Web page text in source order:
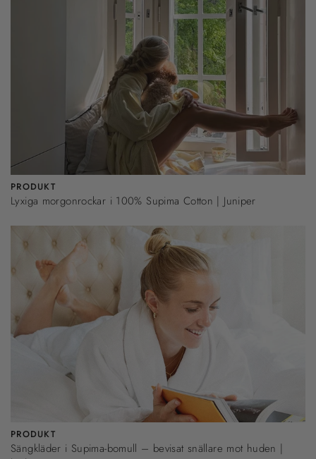
PRODUKT
Lyxiga morgonrockar i 100% Supima Cotton | Juniper
PRODUKT
Sängkläder i Supima-bomull – bevisat snällare mot huden |